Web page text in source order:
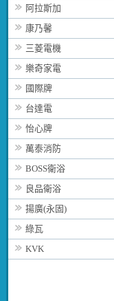
阿拉斯加
康乃馨
三菱電機
樂奇家電
國際牌
台達電
怡心牌
萬泰消防
BOSS衛浴
良品衛浴
揚廣(永固)
綠瓦
KVK